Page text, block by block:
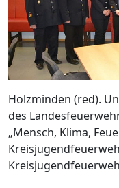
Holzminden (red).
des
„Mensch, Klima,